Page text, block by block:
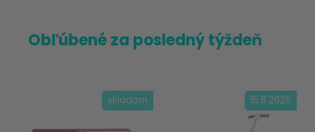
Obľúbené za posledný týždeň
skladom 15.8.2026